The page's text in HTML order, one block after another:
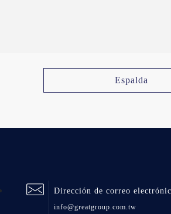
Espalda
Dirección de correo
info@greatgroup.com.tw